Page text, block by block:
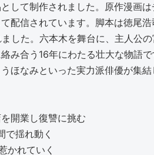
して制作されました。原作漫画
配信されています。脚本は徳尾
した。六本木を舞台に、主人公
み合う16年にわたる壮大な物語
ほなみといった実力派俳優が集
開業し復讐に挑む
揺れ動く
かれていく